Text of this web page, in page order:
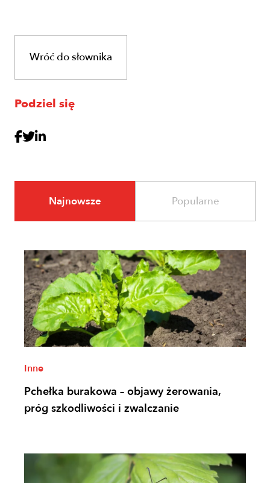
Wróć do słownika
Podziel się
Najnowsze Popularne
Inne
Pchełka burakowa – objawy żerowania,
próg szkodliwości i zwalczanie